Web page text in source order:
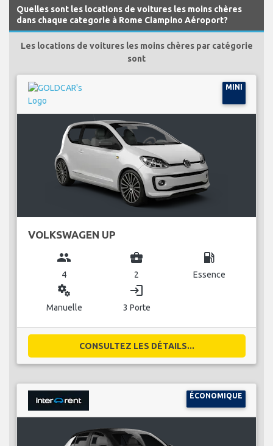
Quelles sont les locations de voitures les moins chères
dans chaque categorie à Rome Ciampino Aéroport?
Les locations de voitures les moins chères par catégorie
sont
MINI
VOLKSWAGEN UP
group
4
business_center
2
local_gas_station
Essence
miscellaneous_services
Manuelle
login
3 Porte
CONSULTEZ LES DÉTAILS...
ÉCONOMIQUE